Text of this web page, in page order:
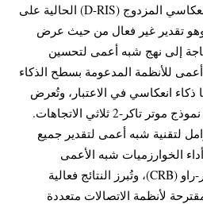
تعتمد أنظمة سطح الذكاء الانعكاسي المزدوج (D-RIS) الحالية على
وهو تقدير غير فعال من حيث عرض
إلى نهج شبه أعمى لتحسين
للأنظمة المدعومة بسطح الذكاء
انعكاسي في الاعتبار، وتُعرض
الإشارة المستقبلة في شكل نموذج موتر تاكر-2 ثلاثي الاتجاهات.
لتقنية شبه أعمى لتقدير جميع
الخوارزميات شبه الأعمى
المقترحة باستخدام حد كرامر-راو (CRB)، وتُبرز النتائج فعالية
لأنظمة الاتصالات متعددة